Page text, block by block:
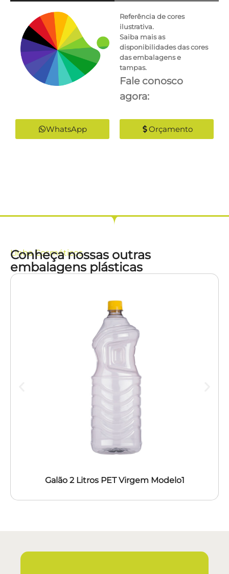
Referência de cores
ilustrativa.
Saiba mais as
disponibilidades das cores
das embalagens e
tampas.
Fale conosco
agora:
WhatsApp Orçamento
LinhaCosméticos
Conheça nossas outras
embalagens plásticas
Galão 2 Litros PET Virgem Modelo1